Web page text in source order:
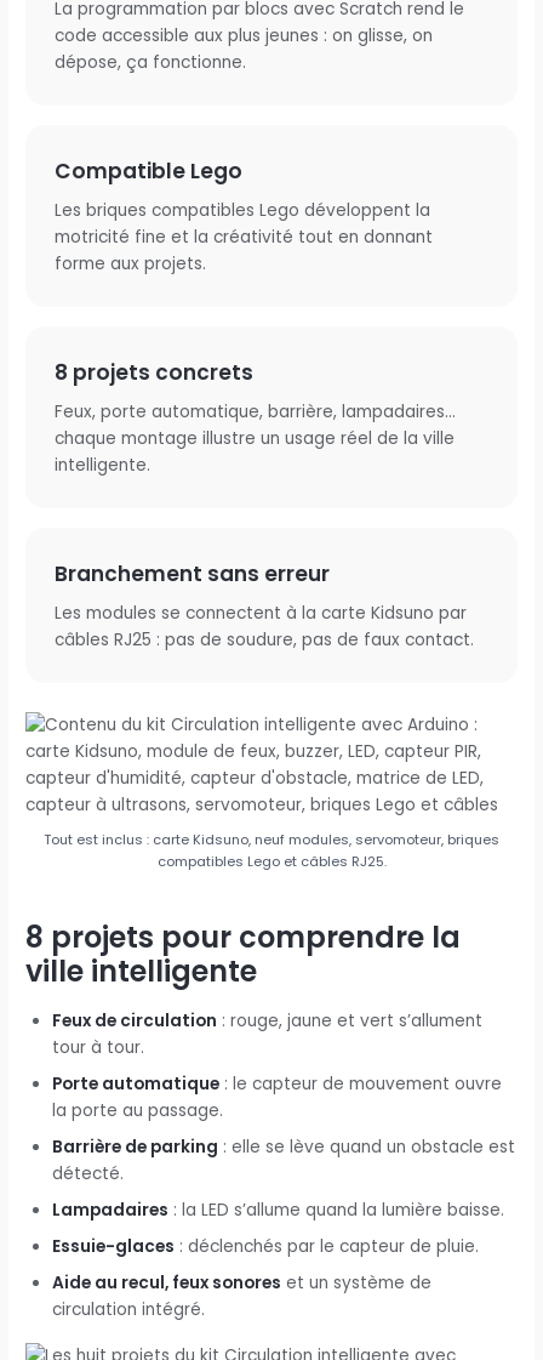
La programmation par blocs avec Scratch rend le
code accessible aux plus jeunes : on glisse, on
dépose, ça fonctionne.
Compatible Lego
Les briques compatibles Lego développent la
motricité fine et la créativité tout en donnant
forme aux projets.
8 projets concrets
Feux, porte automatique, barrière, lampadaires…
chaque montage illustre un usage réel de la ville
intelligente.
Branchement sans erreur
Les modules se connectent à la carte Kidsuno par
câbles RJ25 : pas de soudure, pas de faux contact.
Tout est inclus : carte Kidsuno, neuf modules, servomoteur, briques
compatibles Lego et câbles RJ25.
8 projets pour comprendre la
ville intelligente
Feux de circulation : rouge, jaune et vert s’allument
tour à tour.
Porte automatique : le capteur de mouvement ouvre
la porte au passage.
Barrière de parking : elle se lève quand un obstacle est
détecté.
Lampadaires : la LED s’allume quand la lumière baisse.
Essuie-glaces : déclenchés par le capteur de pluie.
Aide au recul, feux sonores et un système de
circulation intégré.